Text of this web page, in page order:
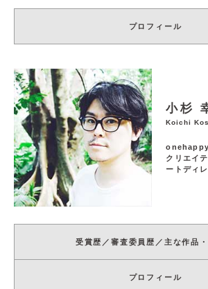
プロフィール
小杉
Koichi
onehappy
クリエイ
ートディ
受賞歴／審査委員歴／主な作品
プロフィール